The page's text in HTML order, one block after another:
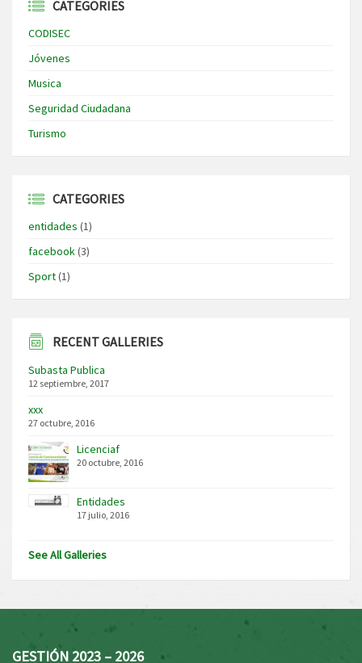
CATEGORIES
CODISEC
Jóvenes
Musica
Seguridad Ciudadana
Turismo
CATEGORIES
entidades (1)
facebook(3)
Sport(1)
RECENT GALLERIES
Subasta Publica
12 septiembre, 2017
xxx
27 octubre, 2016
Licenciaf
20 octubre, 2016
Entidades
17 julio, 2016
See All Galleries
GESTIÓN 2023 – 2026